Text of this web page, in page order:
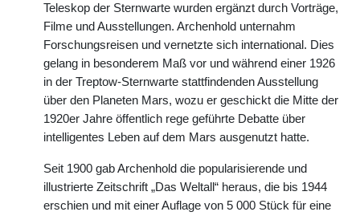
Teleskop der Sternwarte wurden ergänzt durch Vorträge,
Filme und Ausstellungen. Archenhold unternahm
Forschungsreisen und vernetzte sich international. Dies
gelang in besonderem Maß vor und während einer 1926
in der Treptow-Sternwarte stattfindenden Ausstellung
über den Planeten Mars, wozu er geschickt die Mitte der
1920er Jahre öffentlich rege geführte Debatte über
intelligentes Leben auf dem Mars ausgenutzt hatte.
Seit 1900 gab Archenhold die popularisierende und
illustrierte Zeitschrift „Das Weltall“ heraus, die bis 1944
erschien und mit einer Auflage von 5 000 Stück für eine